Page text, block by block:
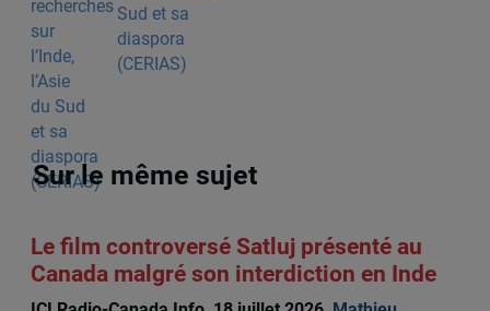
Sud et sa
diaspora
(CERIAS)
Sur le même sujet
Le film controversé Satluj présenté au
Canada malgré son interdiction en Inde